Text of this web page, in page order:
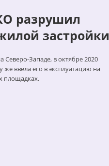
разрушил
застройки
Западе, в октябре 2020
же ввела его в эксплуатацию на
площадках.